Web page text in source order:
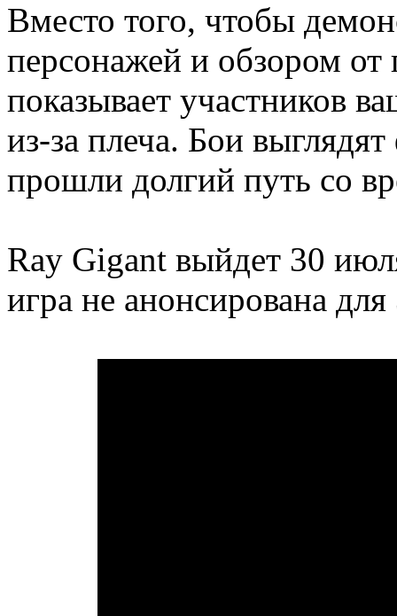
Вместо того, чтобы
персонажей и обзором от
показывает участников
из-за плеча. Бои
прошли долгий путь со
Ray Gigant выйдет 30
игра не анонсирована для